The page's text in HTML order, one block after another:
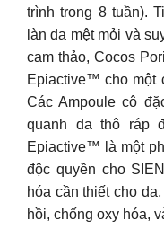
trình trong 8 tuần).
làn da mệt mỏi và
cam thảo, Cocos
Epiactive™ cho một
Các Ampoule cô
quanh da thô ráp
Epiactive™ là một
độc quyền cho
hóa cần thiết cho
hồi, chống oxy hóa,